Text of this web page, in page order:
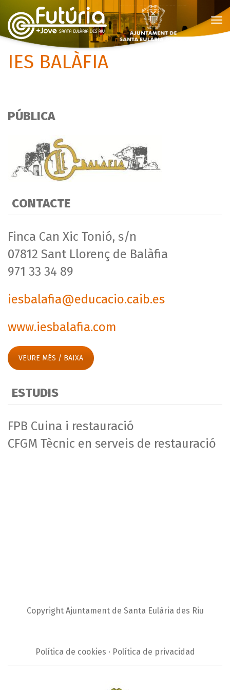
IES BALÀFIA
PÚBLICA
CONTACTE
Finca Can Xic Tonió, s/n
07812 Sant Llorenç de Balàfia
971 33 34 89
iesbalafia@educacio.caib.es
www.iesbalafia.com
VEURE MÉS / BAIXA
ESTUDIS
FPB Cuina i restauració
CFGM Tècnic en serveis de restauració
Copyright Ajuntament de Santa Eulària des Riu
Política de cookies · Política de privacidad